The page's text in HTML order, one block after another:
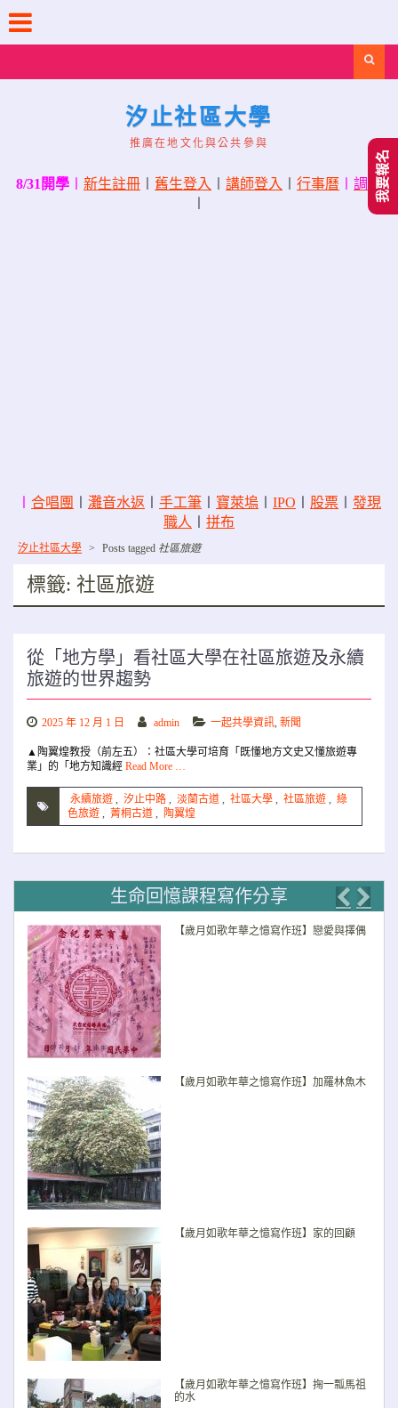
content
汐止社區大學
推廣在地文化與公共參與
8/31開學 新生註冊 舊生登入 講師登入 行事曆
調課
合唱團 灘音水返 手工筆 寶萊塢 IPO 股票
發現
職人
拼布
汐止社區大學 > Posts tagged 社區旅遊
標籤: 社區旅遊
從「地方學」看社區大學在社區旅遊及永續
旅遊的世界趨勢
2025 年 12 月 1 日 admin 一起共學資訊, 新聞
▲陶翼煌教授（前左五）：社區大學可培育「既懂地方文史又懂旅遊專
業」的「地方知識經 Read More …
永續旅遊 , 汐止中路 , 淡蘭古道 , 社區大學 , 社區旅遊 , 綠
色旅遊 , 菁桐古道 , 陶翼煌
生命回憶課程寫作分享
【歲月如歌年華之憶寫作班】戀愛與擇偶
【歲月如歌年華之憶寫作班】加羅林魚木
【歲月如歌年華之憶寫作班】家的回顧
【歲月如歌年華之憶寫作班】掬一瓢馬祖
的水
我要報名